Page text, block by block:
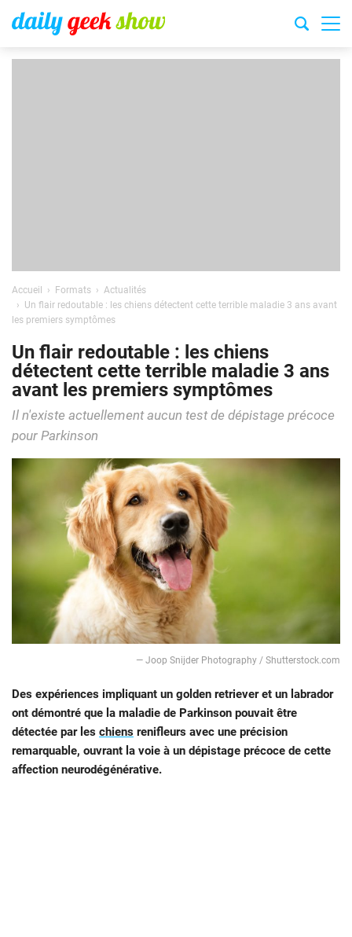
Accueil Formats
Actualités
Un flair redoutable : les chiens détectent cette terrible maladie 3 ans avant
les premiers symptômes
Un flair redoutable : les chiens
détectent cette terrible maladie 3 ans
avant les premiers symptômes
Il n'existe actuellement aucun test de dépistage précoce
pour Parkinson
— Joop Snijder Photography / Shutterstock.com
Des expériences impliquant un golden retriever et un labrador
ont démontré que la maladie de Parkinson pouvait être
détectée par les chiens renifleurs avec une précision
remarquable, ouvrant la voie à un dépistage précoce de cette
affection neurodégénérative.